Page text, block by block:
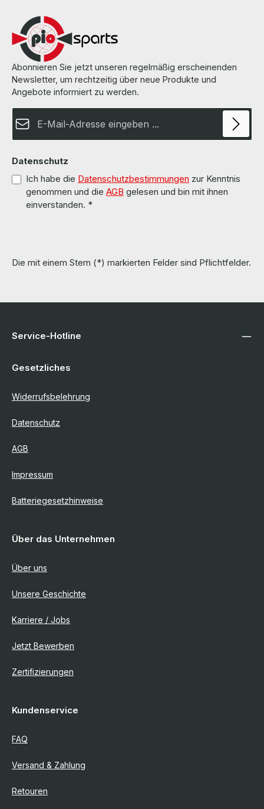
Abonnieren Sie jetzt unseren regelmäßig erscheinenden
Newsletter, um rechtzeitig über neue Produkte und
Angebote informiert zu werden.
Datenschutz
Ich habe die Datenschutzbestimmungen zur Kenntnis
genommen und die AGB gelesen und bin mit ihnen
einverstanden. *
Die mit einem Stern (*) markierten Felder sind Pflichtfelder.
Service-Hotline
Gesetzliches
Widerrufsbelehrung
Datenschutz
AGB
Impressum
Batteriegesetzhinweise
Über das Unternehmen
Über uns
Unsere Geschichte
Karriere / Jobs
Jetzt Bewerben
Zertifizierungen
Kundenservice
FAQ
Versand & Zahlung
Retouren